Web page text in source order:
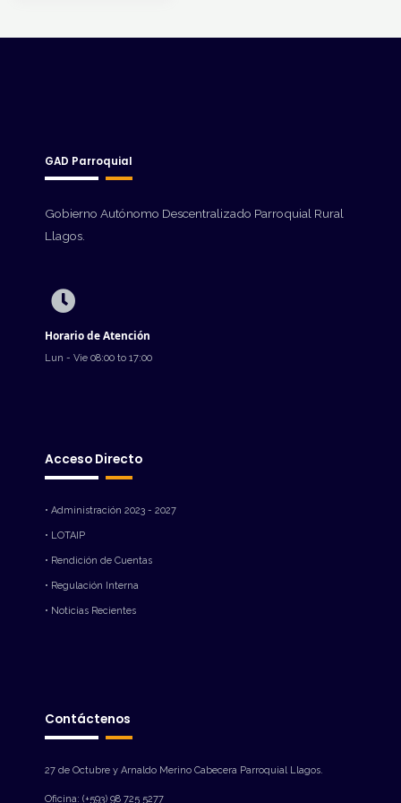
GAD Parroquial
Gobierno Autónomo Descentralizado Parroquial Rural
Llagos.
Horario de Atención
Lun - Vie 08:00 to 17:00
Acceso Directo
• Administración 2023 - 2027
• LOTAIP
• Rendición de Cuentas
• Regulación Interna
• Noticias Recientes
Contáctenos
27 de Octubre y Arnaldo Merino Cabecera Parroquial Llagos.
Oficina: (+593) 98 725 5277